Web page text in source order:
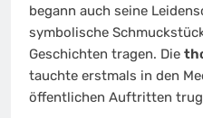
begann auch seine
symbolische
Geschichten tragen. Die
tauchte erstmals in den
öffentlichen Auftritten